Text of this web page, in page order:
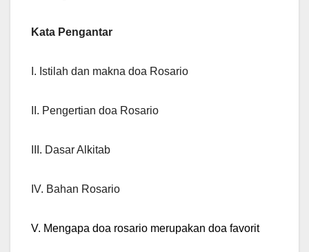
Kata Pengantar
I. Istilah dan makna doa Rosario
II. Pengertian doa Rosario
III. Dasar Alkitab
IV. Bahan Rosario
V. Mengapa doa rosario merupakan doa favorit